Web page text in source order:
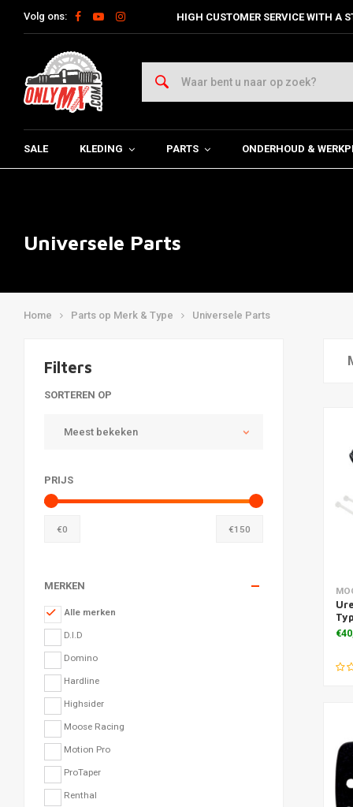
Volg ons: HIGH CUSTOMER SERVICE WITH A
SALE KLEDING PARTS ONDERHOUD &
Universele Parts
Home Parts op Merk & Type Universele Parts
Filters
SORTEREN OP
Meest bekeken
PRIJS
€0 €150
MERKEN
Alle merken
D.I.D
Domino
Hardline
Highsider
Moose Racing
Motion Pro
ProTaper
Renthal